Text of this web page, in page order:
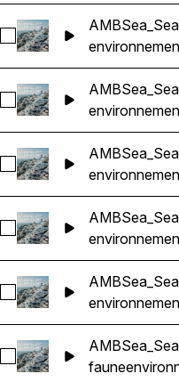
Sélectionnez
Sélectionnez
Sélectionnez
Sélectionnez
Sélectionnez
Sélectionnez faune